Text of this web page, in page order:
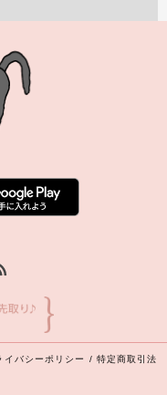
イバシーポリシー / 特定商取引法